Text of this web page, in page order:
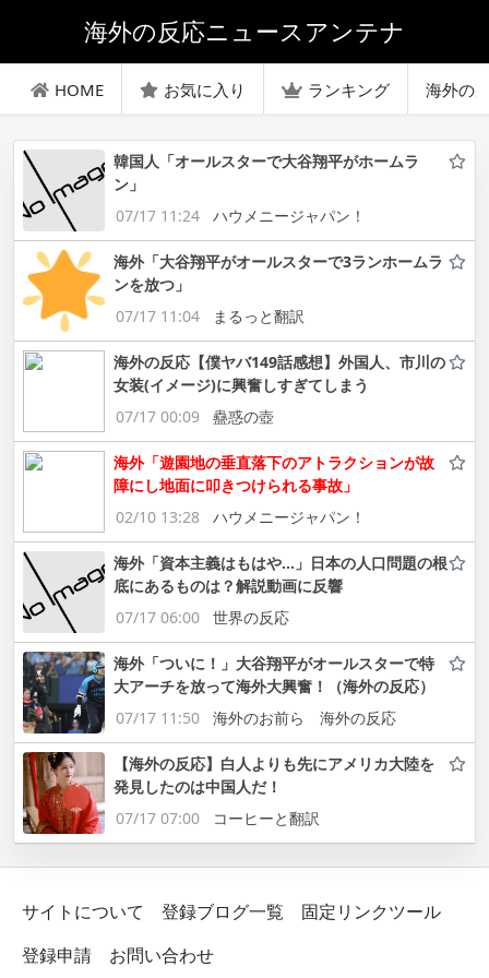
海外の反応ニュースアンテナ
HOME お気に入り ランキング 海外の
韓国人「オールスターで大谷翔平がホームラ
ン」
07/17 11:24
ハウメニージャパン！
海外「大谷翔平がオールスターで3ランホームラ
ンを放つ」
07/17 11:04
まるっと翻訳
海外の反応【僕ヤバ149話感想】外国人、市川の
女装(イメージ)に興奮しすぎてしまう
07/17 00:09
蠱惑の壺
海外「遊園地の垂直落下のアトラクションが故
障にし地面に叩きつけられる事故」
02/10 13:28
ハウメニージャパン！
海外「資本主義はもはや…」日本の人口問題の根
底にあるものは？解説動画に反響
07/17 06:00
世界の反応
海外「ついに！」大谷翔平がオールスターで特
大アーチを放って海外大興奮！（海外の反応）
07/17 11:50
海外のお前ら 海外の反応
【海外の反応】白人よりも先にアメリカ大陸を
発見したのは中国人だ！
07/17 07:00
コーヒーと翻訳
サイトについて 登録ブログ一覧
固定リンクツール
登録申請
お問い合わせ